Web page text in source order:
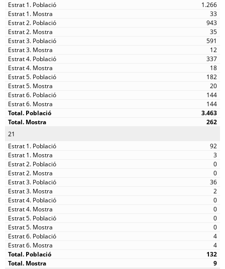
1.266
33
943
35
591
12
337
18
182
20
144
144
3.463
262
21
92
3
0
0
36
2
0
0
0
0
4
4
132
9